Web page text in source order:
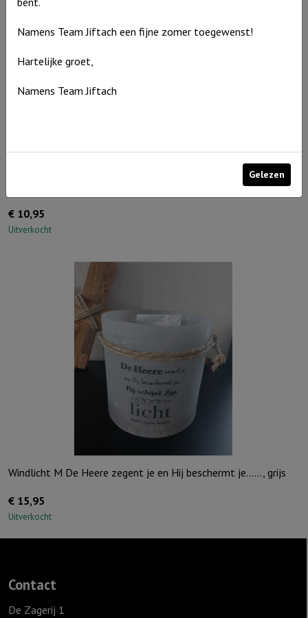
Ivoor
€ 10,95
Uitverkocht
Windlicht M De Heere zegent je en Hij beschermt je……, grijs
€ 15,95
Uitverkocht
Contact
De Zagerij 1
Namens Team Jiftach een fijne zomer toegewenst!
Hartelijke groet,
Namens Team Jiftach
Gelezen